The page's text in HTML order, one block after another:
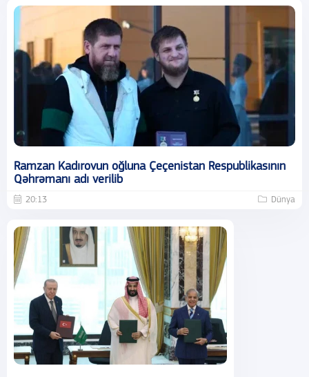
Ramzan Kadırovun oğluna Çeçenistan Respublikasının
Qəhrəmanı adı verilib
20:13 Dünya